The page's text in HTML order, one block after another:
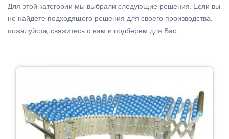
Для этой категории мы выбрали следующие решения. Если вы
не найдете подходящего решения для своего производства,
пожалуйста, свяжитесь с нам и подберем для Вас .